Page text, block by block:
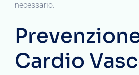
necessario.
Cardio